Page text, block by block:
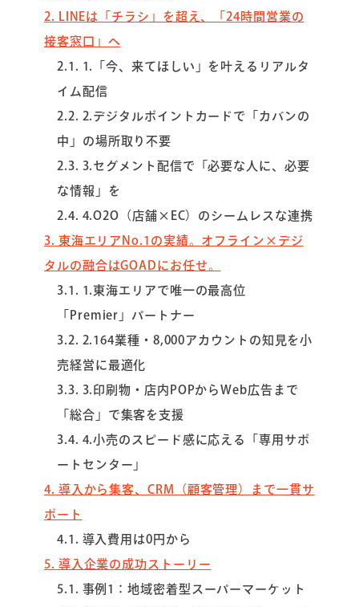
2 LINEは「チラシ」を超え、「24時間営業の
接客窓口」へ
2.1 1.「今、来てほしい」を叶えるリアルタ
イム配信
2.2 2.デジタルポイントカードで「カバンの
中」の場所取り不要
2.3 3.セグメント配信で「必要な人に、必要
な情報」を
2.4 4.O2O（店舗×EC）のシームレスな連携
3 東海エリアNo.1の実績。オフライン×デジ
タルの融合はGOADにお任せ。
3.1 1.東海エリアで唯一の最高位
「Premier」パートナー
3.2 2.164業種・8,000アカウントの知見を小
売経営に最適化
3.3 3.印刷物・店内POPからWeb広告まで
「総合」で集客を支援
3.4 4.小売のスピード感に応える「専用サポ
ートセンター」
4 導入から集客、CRM（顧客管理）まで一貫サ
ポート
4.1 導入費用は0円から
5 導入企業の成功ストーリー
5.1 事例1：地域密着型スーパーマーケット